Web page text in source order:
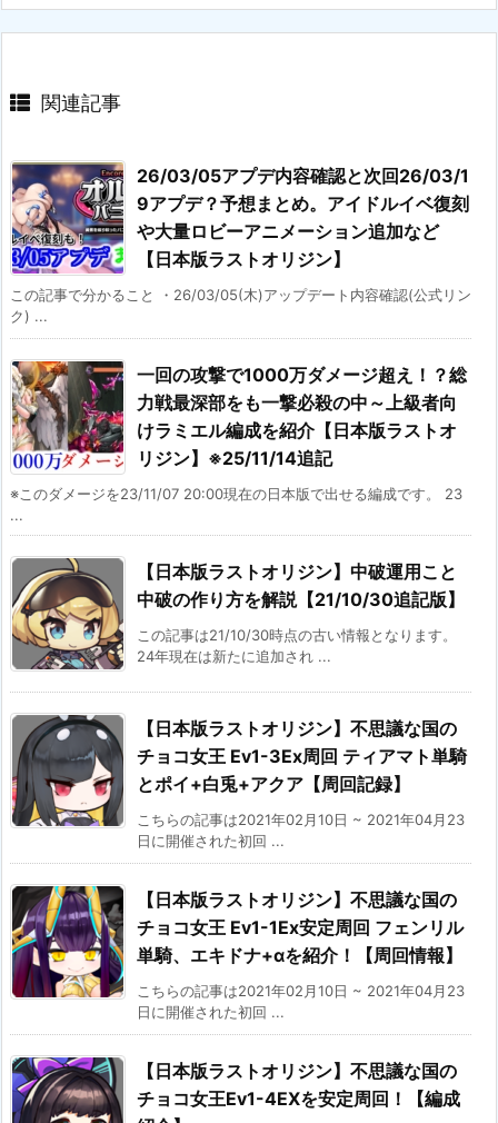
関連記事
26/03/05アプデ内容確認と次回26/03/1
9アプデ？予想まとめ。アイドルイベ復刻
や大量ロビーアニメーション追加など
【日本版ラストオリジン】
この記事で分かること ・26/03/05(木)アップデート内容確認(公式リン
ク) ...
一回の攻撃で1000万ダメージ超え！？総
力戦最深部をも一撃必殺の中～上級者向
けラミエル編成を紹介【日本版ラストオ
リジン】※25/11/14追記
※このダメージを23/11/07 20:00現在の日本版で出せる編成です。 23
...
【日本版ラストオリジン】中破運用こと
中破の作り方を解説【21/10/30追記版】
この記事は21/10/30時点の古い情報となります。
24年現在は新たに追加され ...
【日本版ラストオリジン】不思議な国の
チョコ女王 Ev1-3Ex周回 ティアマト単騎
とポイ+白兎+アクア【周回記録】
こちらの記事は2021年02月10日 ~ 2021年04月23
日に開催された初回 ...
【日本版ラストオリジン】不思議な国の
チョコ女王 Ev1-1Ex安定周回 フェンリル
単騎、エキドナ+αを紹介！【周回情報】
こちらの記事は2021年02月10日 ~ 2021年04月23
日に開催された初回 ...
【日本版ラストオリジン】不思議な国の
チョコ女王Ev1-4EXを安定周回！【編成